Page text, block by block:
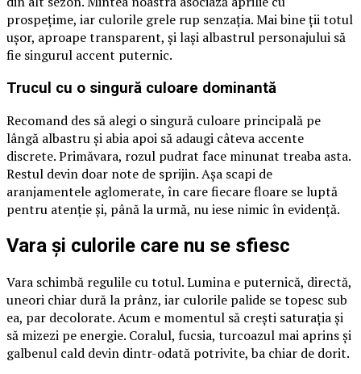
prospețime, iar culorile grele rup senzația. Mai bine ții totul
ușor, aproape transparent, și lași albastrul personajului să
fie singurul accent puternic.
Trucul cu o singură culoare dominantă
Recomand des să alegi o singură culoare principală pe
lângă albastru și abia apoi să adaugi câteva accente
discrete. Primăvara, rozul pudrat face minunat treaba asta.
Restul devin doar note de sprijin. Așa scapi de
aranjamentele aglomerate, în care fiecare floare se luptă
pentru atenție și, până la urmă, nu iese nimic în evidență.
Vara și culorile care nu se sfiesc
Vara schimbă regulile cu totul. Lumina e puternică, directă,
uneori chiar dură la prânz, iar culorile palide se topesc sub
ea, par decolorate. Acum e momentul să crești saturația și
să mizezi pe energie. Coralul, fucsia, turcoazul mai aprins și
galbenul cald devin dintr-odată potrivite, ba chiar de dorit.